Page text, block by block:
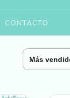
CONTACTO